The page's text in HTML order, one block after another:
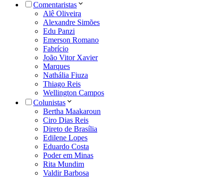
Comentaristas
Alê Oliveira
Alexandre Simões
Edu Panzi
Emerson Romano
Fabrício
João Vitor Xavier
Marques
Nathália Fiuza
Thiago Reis
Wellington Campos
Colunistas
Bertha Maakaroun
Ciro Dias Reis
Direto de Brasília
Edilene Lopes
Eduardo Costa
Poder em Minas
Rita Mundim
Valdir Barbosa